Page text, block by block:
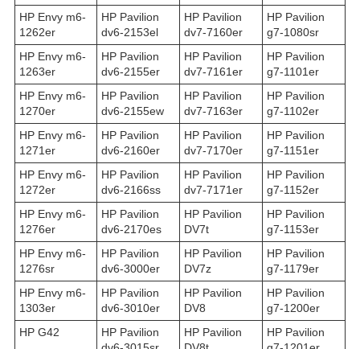
HP Envy m6-
1262er
HP Pavilion
dv6-2153el
HP Pavilion
dv7-7160er
HP Pavilion
g7-1080sr
HP Envy m6-
1263er
HP Pavilion
dv6-2155er
HP Pavilion
dv7-7161er
HP Pavilion
g7-1101er
HP Envy m6-
1270er
HP Pavilion
dv6-2155ew
HP Pavilion
dv7-7163er
HP Pavilion
g7-1102er
HP Envy m6-
1271er
HP Pavilion
dv6-2160er
HP Pavilion
dv7-7170er
HP Pavilion
g7-1151er
HP Envy m6-
1272er
HP Pavilion
dv6-2166ss
HP Pavilion
dv7-7171er
HP Pavilion
g7-1152er
HP Envy m6-
1276er
HP Pavilion
dv6-2170es
HP Pavilion
DV7t
HP Pavilion
g7-1153er
HP Envy m6-
1276sr
HP Pavilion
dv6-3000er
HP Pavilion
DV7z
HP Pavilion
g7-1179er
HP Envy m6-
1303er
HP Pavilion
dv6-3010er
HP Pavilion
DV8
HP Pavilion
g7-1200er
HP G42
HP Pavilion
HP Pavilion
HP Pavilion